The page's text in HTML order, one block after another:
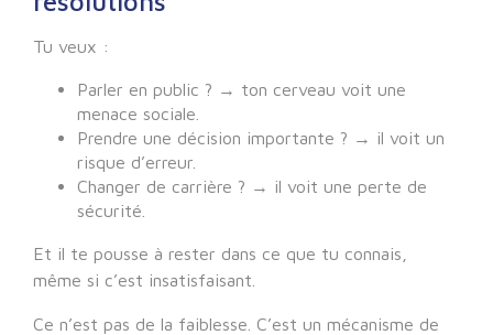
Tu veux :
Parler en public ? → ton cerveau voit une
menace sociale.
Prendre une décision importante ? → il voit un
risque d’erreur.
Changer de carrière ? → il voit une perte de
sécurité.
Et il te pousse à rester dans ce que tu connais,
même si c’est insatisfaisant.
Ce n’est pas de la faiblesse. C’est un mécanisme de